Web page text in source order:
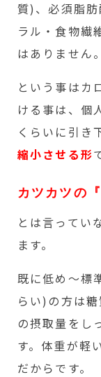
質)、必須脂
ラル・食物繊
はありません。
という事はカ
ける事は、個
くらいに引き
縮小させる形
カツカツの
とは言ってい
ます。
既に低め～標
らい)の方は
の摂取量をし
す。体重が軽
だからです。